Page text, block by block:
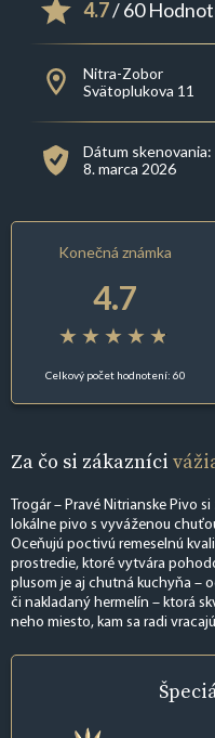
4.7/ 60
Nitra-Zobor
Svätoplukova 11
Dátum skenovania:
8. marca 2026
Konečná známka
4.7
Celkový počet hodnotení: 60
Za čo si zákazníci
Trogár – Pravé Nitrianske Pivo
lokálne pivo s vyváženou
Oceňujú poctivú remeselnú
prostredie, ktoré vytvára
plusom je aj chutná kuchyňa –
či nakladaný hermelín – ktorá
neho miesto, kam sa radi